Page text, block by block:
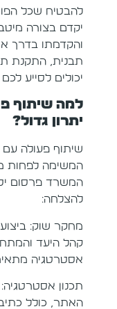
להבטיח שכל
יקדם בצורה
והקדמתו בדרך
תבנית, התקנת
יכולים לסייע
למה שיתוף
יתרון גדול?
שיתוף פעולה
המשימה לפחות
המשרד פרסום
להצלחה:
מחקר שוק: ביצוע
קהל היעד
אסטרטגיה
תכנון
האתר, כולל